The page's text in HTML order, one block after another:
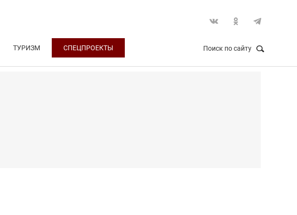
ТУРИЗМ СПЕЦПРОЕКТЫ Поиск по сайту